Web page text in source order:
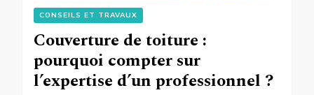
CONSEILS ET TRAVAUX
Couverture de toiture :
pourquoi compter sur
l’expertise d’un professionnel ?